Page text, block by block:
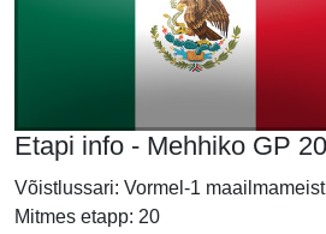
Etapi info - Mehhiko GP
Võistlussari: Vormel-1
Mitmes etapp: 20